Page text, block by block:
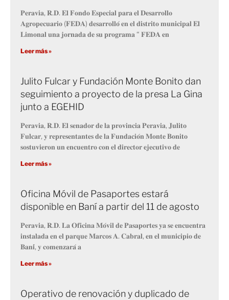
𝐏𝐞𝐫𝐚𝐯𝐢𝐚, 𝐑.𝐃. 𝐄𝐥 𝐅𝐨𝐧𝐝𝐨 𝐄𝐬𝐩𝐞𝐜𝐢𝐚𝐥 𝐩𝐚𝐫𝐚 𝐞𝐥 𝐃𝐞𝐬𝐚𝐫𝐫𝐨𝐥𝐥𝐨
𝐀𝐠𝐫𝐨𝐩𝐞𝐜𝐮𝐚𝐫𝐢𝐨 (𝐅𝐄𝐃𝐀) 𝐝𝐞𝐬𝐚𝐫𝐫𝐨𝐥𝐥𝐨́ 𝐞𝐧 𝐞𝐥 𝐝𝐢𝐬𝐭𝐫𝐢𝐭𝐨 𝐦𝐮𝐧𝐢𝐜𝐢𝐩𝐚𝐥 𝐄𝐥
𝐋𝐢𝐦𝐨𝐧𝐚𝐥 𝐮𝐧𝐚 𝐣𝐨𝐫𝐧𝐚𝐝𝐚 𝐝𝐞 𝐬𝐮 𝐩𝐫𝐨𝐠𝐫𝐚𝐦𝐚 “ 𝐅𝐄𝐃𝐀 𝐞𝐧
Leer más »
Julito Fulcar y Fundación Monte Bonito dan
seguimiento a proyecto de la presa La Gina
junto a EGEHID
𝐏𝐞𝐫𝐚𝐯𝐢𝐚, 𝐑.𝐃. 𝐄𝐥 𝐬𝐞𝐧𝐚𝐝𝐨𝐫 𝐝𝐞 𝐥𝐚 𝐩𝐫𝐨𝐯𝐢𝐧𝐜𝐢𝐚 𝐏𝐞𝐫𝐚𝐯𝐢𝐚, 𝐉𝐮𝐥𝐢𝐭𝐨
𝐅𝐮𝐥𝐜𝐚𝐫, 𝐲 𝐫𝐞𝐩𝐫𝐞𝐬𝐞𝐧𝐭𝐚𝐧𝐭𝐞𝐬 𝐝𝐞 𝐥𝐚 𝐅𝐮𝐧𝐝𝐚𝐜𝐢𝐨́𝐧 𝐌𝐨𝐧𝐭𝐞 𝐁𝐨𝐧𝐢𝐭𝐨
𝐬𝐨𝐬𝐭𝐮𝐯𝐢𝐞𝐫𝐨𝐧 𝐮𝐧 𝐞𝐧𝐜𝐮𝐞𝐧𝐭𝐫𝐨 𝐜𝐨𝐧 𝐞𝐥 𝐝𝐢𝐫𝐞𝐜𝐭𝐨𝐫 𝐞𝐣𝐞𝐜𝐮𝐭𝐢𝐯𝐨 𝐝𝐞
Leer más »
Oficina Móvil de Pasaportes estará
disponible en Baní a partir del 11 de agosto
𝐏𝐞𝐫𝐚𝐯𝐢𝐚, 𝐑.𝐃. 𝐋𝐚 𝐎𝐟𝐢𝐜𝐢𝐧𝐚 𝐌𝐨́𝐯𝐢𝐥 𝐝𝐞 𝐏𝐚𝐬𝐚𝐩𝐨𝐫𝐭𝐞𝐬 𝐲𝐚 𝐬𝐞 𝐞𝐧𝐜𝐮𝐞𝐧𝐭𝐫𝐚
𝐢𝐧𝐬𝐭𝐚𝐥𝐚𝐝𝐚 𝐞𝐧 𝐞𝐥 𝐩𝐚𝐫𝐪𝐮𝐞 𝐌𝐚𝐫𝐜𝐨𝐬 𝐀. 𝐂𝐚𝐛𝐫𝐚𝐥, 𝐞𝐧 𝐞𝐥 𝐦𝐮𝐧𝐢𝐜𝐢𝐩𝐢𝐨 𝐝𝐞
𝐁𝐚𝐧𝐢́, 𝐲 𝐜𝐨𝐦𝐞𝐧𝐳𝐚𝐫𝐚́ 𝐚
Leer más »
Operativo de renovación y duplicado de